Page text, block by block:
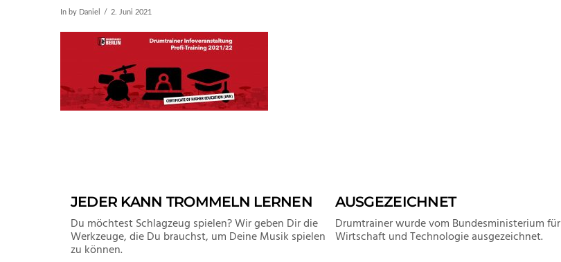
In by Daniel 2. Juni 2021
JEDER KANN TROMMELN LERNEN
Du möchtest Schlagzeug spielen? Wir geben Dir die
Werkzeuge, die Du brauchst, um Deine Musik spielen
zu können.
AUSGEZEICHNET
Drumtrainer wurde vom Bundesministerium für
Wirtschaft und Technologie ausgezeichnet.